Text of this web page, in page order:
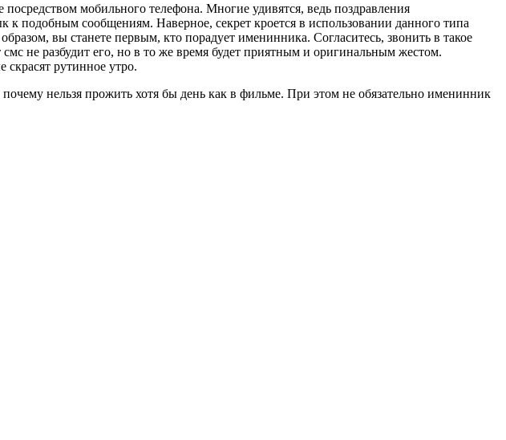
мобильного телефона. Многие удивятся, ведь поздравления
к подобным сообщениям. Наверное, секрет кроется в использовании данного типа
вы станете первым, кто порадует именинника. Согласитесь, звонить в такое
не разбудит его, но в то же время будет приятным и оригинальным жестом.
рутинное утро.
нельзя прожить хотя бы день как в фильме. При этом не обязательно именинник